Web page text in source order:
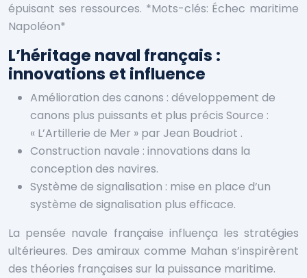
épuisant ses ressources. *Mots-clés: Échec maritime
Napoléon*
L’héritage naval français :
innovations et influence
Amélioration des canons : développement de
canons plus puissants et plus précis Source :
« L’Artillerie de Mer » par Jean Boudriot .
Construction navale : innovations dans la
conception des navires.
Système de signalisation : mise en place d’un
système de signalisation plus efficace.
La pensée navale française influença les stratégies
ultérieures. Des amiraux comme Mahan s’inspirèrent
des théories françaises sur la puissance maritime.